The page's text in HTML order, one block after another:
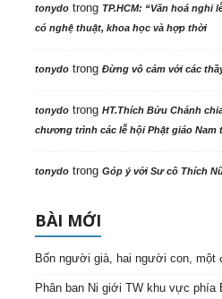
tonydotrong TP.HCM: “Văn hoá nghi
có nghệ thuật, khoa học và hợp thời
tonydotrong Đừng vô cảm với các
tonydotrong HT.Thích Bửu Chánh
chương trình các lễ hội Phật giáo Nam
tonydotrong Góp ý với Sư cô Thích
BÀI MỚI
Bốn người già, hai người con, một
Phân ban Ni giới TW khu vực phía